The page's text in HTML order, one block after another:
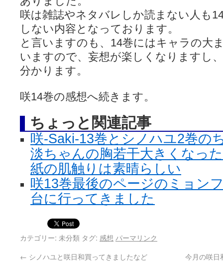
咲は雑誌やネタバレしか読まない人も
しない内容となっております。
と言いますのも、14巻にはキャラの大
いますので、妄想が楽しくなりますし
分かります。
咲14巻の感想へ続きます。
ちょっと関連記事
咲-Saki-13巻とシノハユ2巻
淡ちゃんの胸若干大きくなっ
紙の肌触りは素晴らしい
咲13巻最後のページのミョン
台に行ってきました
カテゴリー: 未分類 タグ: 感想 パーマリンク
← シノハユと咲日和買ってきましたなど 今月の咲